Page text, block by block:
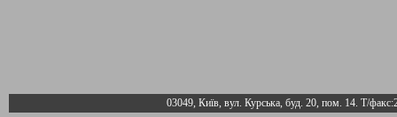
03049, Київ, вул. Курська, буд. 20, пом. 14. Т/